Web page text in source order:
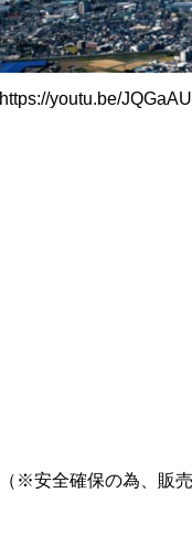
https://youtu.be/
（※安全確保の為、販